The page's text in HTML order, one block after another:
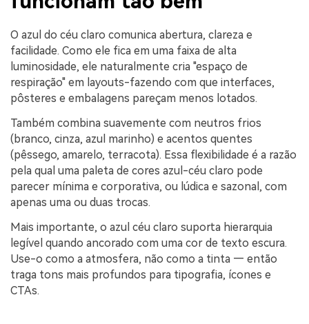
O azul do céu claro comunica abertura, clareza e
facilidade. Como ele fica em uma faixa de alta
luminosidade, ele naturalmente cria "espaço de
respiração" em layouts-fazendo com que interfaces,
pôsteres e embalagens pareçam menos lotados.
Também combina suavemente com neutros frios
(branco, cinza, azul marinho) e acentos quentes
(pêssego, amarelo, terracota). Essa flexibilidade é a razão
pela qual uma paleta de cores azul-céu claro pode
parecer mínima e corporativa, ou lúdica e sazonal, com
apenas uma ou duas trocas.
Mais importante, o azul céu claro suporta hierarquia
legível quando ancorado com uma cor de texto escura.
Use-o como a atmosfera, não como a tinta — então
traga tons mais profundos para tipografia, ícones e
CTAs.